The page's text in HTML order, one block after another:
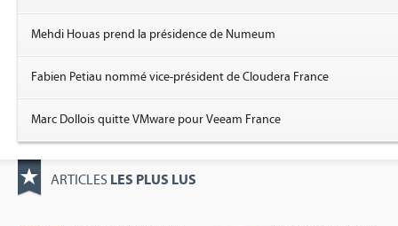
Mehdi Houas prend la présidence de Numeum
Fabien Petiau nommé vice-président de Cloudera France
Marc Dollois quitte VMware pour Veeam France
ARTICLES LES PLUS LUS